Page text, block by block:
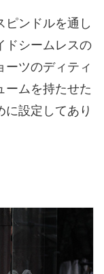
ピンドルを通し
ドシームレスの
ーツのディティ
ームを持たせた
に設定してあり